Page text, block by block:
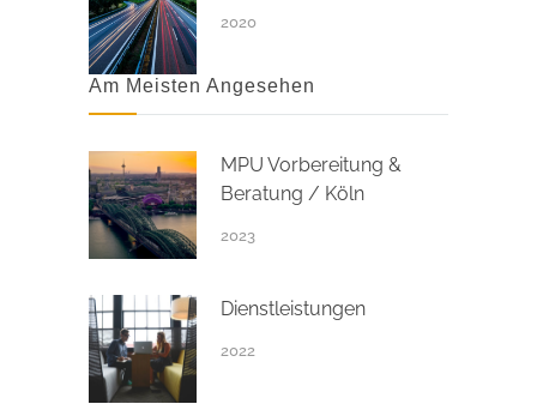
2020
Am Meisten Angesehen
MPU Vorbereitung &
Beratung / Köln
2023
Dienstleistungen
2022